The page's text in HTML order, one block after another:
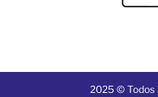
2025 © Todos